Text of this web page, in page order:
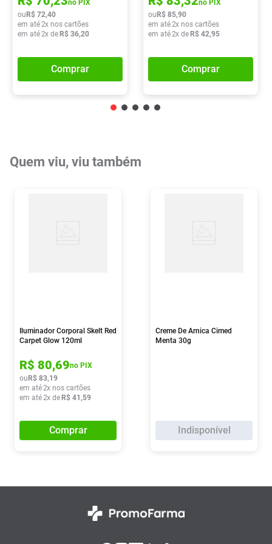
no PIX
ou R$ 72,40
em até2x nos cartões
em até2x de R$ 36,20
Comprar
no PIX
ou R$ 85,90
em até2x nos cartões
em até2x de R$ 42,95
Comprar
Quem viu, viu também
Iluminador Corporal Skelt Red
Carpet Glow 120ml
R$ 80,69no PIX
ou R$ 83,19
em até2x nos cartões
em até2x de R$ 41 ,59
Comprar
Creme De Arnica Cimed
Menta 30g
Indisponível